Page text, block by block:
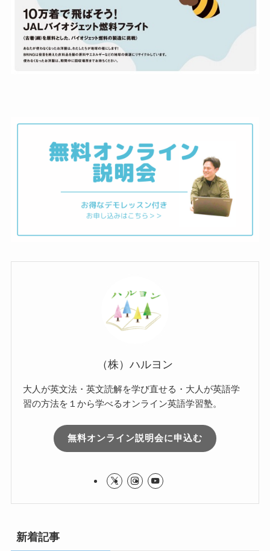
（株）ハルヨン
大人が英文法・英文読解を学び直せる・大人が英語学
習の方法を１から学べるオンライン英語学習塾。
無料オンライン説明会に申込む
新着記事